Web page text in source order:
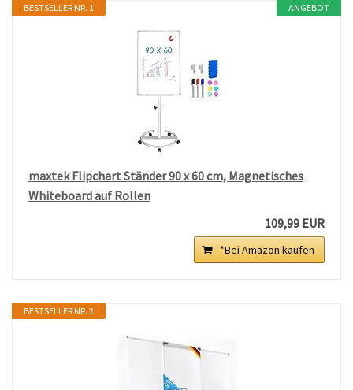
ANGEBOT
BESTSELLER NR. 1
maxtek Flipchart Ständer 90 x 60 cm, Magnetisches
Whiteboard auf Rollen
109,99 EUR
*Bei Amazon kaufen
BESTSELLER NR. 2